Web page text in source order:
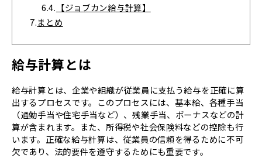
6.4. 【ジョブカン給与計算】
7.まとめ
給与計算とは
給与計算とは、企業や組織が従業員に支払う給与を正確に算
出するプロセスです。このプロセスには、基本給、各種手当
（通勤手当や住宅手当など）、残業手当、ボーナスなどの計
算が含まれます。また、所得税や社会保険料などの控除も行
います。正確な給与計算は、従業員の信頼を得るために不可
欠であり、法的要件を遵守するためにも重要です。